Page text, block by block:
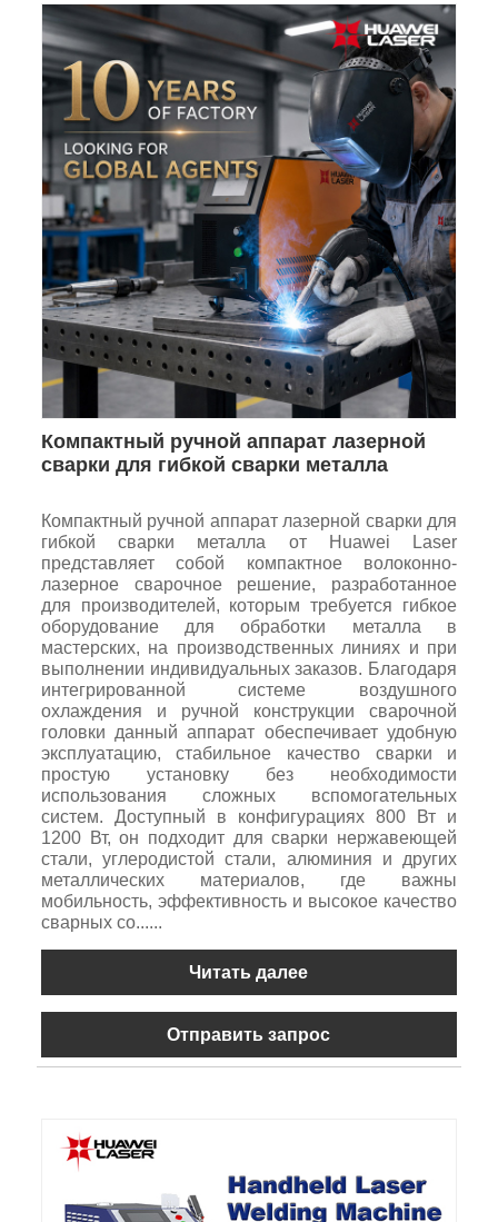
Компактный ручной аппарат лазерной
сварки для гибкой сварки металла
Компактный ручной аппарат лазерной сварки для
гибкой сварки металла от Huawei Laser
представляет собой компактное волоконно-
лазерное сварочное решение, разработанное
для производителей, которым требуется гибкое
оборудование для обработки металла в
мастерских, на производственных линиях и при
выполнении индивидуальных заказов. Благодаря
интегрированной системе воздушного
охлаждения и ручной конструкции сварочной
головки данный аппарат обеспечивает удобную
эксплуатацию, стабильное качество сварки и
простую установку без необходимости
использования сложных вспомогательных
систем. Доступный в конфигурациях 800 Вт и
1200 Вт, он подходит для сварки нержавеющей
стали, углеродистой стали, алюминия и других
металлических материалов, где важны
мобильность, эффективность и высокое качество
сварных со......
Читать далее
Отправить запрос